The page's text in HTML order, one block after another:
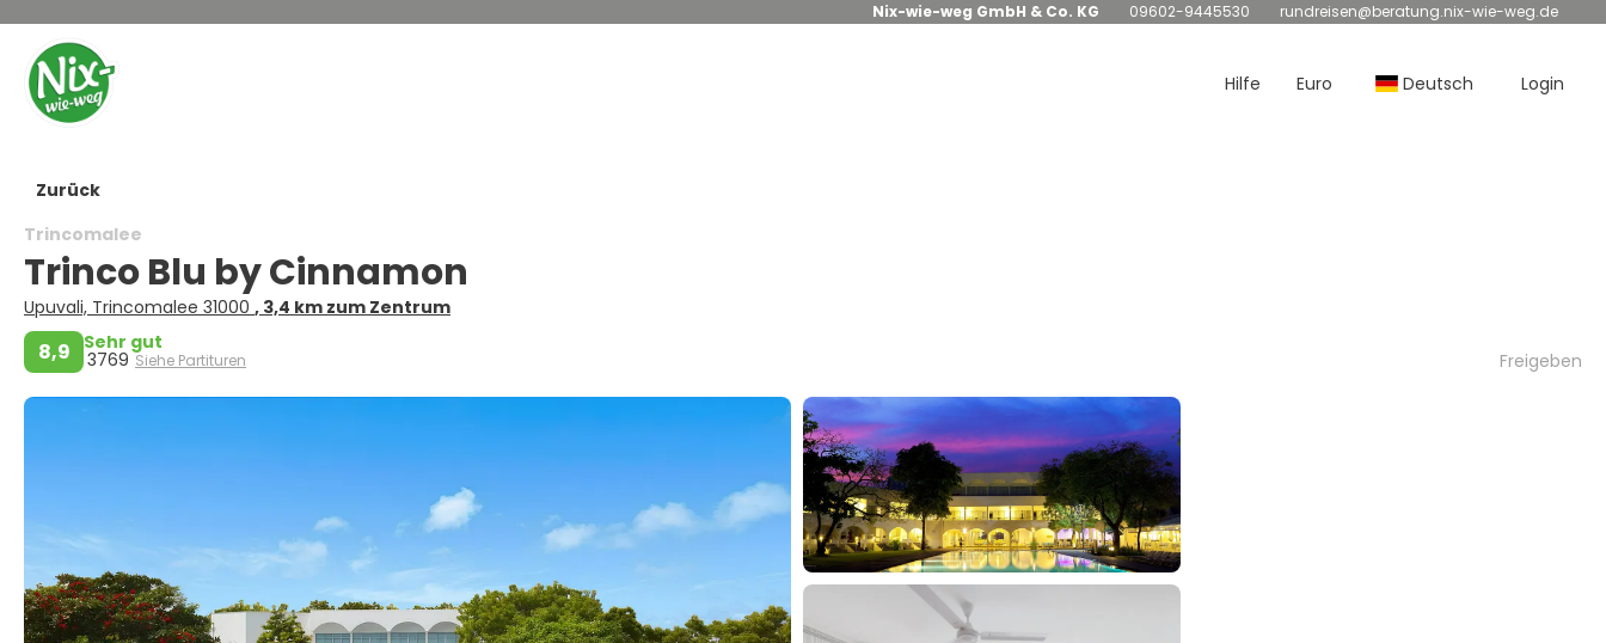
Nix-wie-weg GmbH & Co. KG 09602-9445530 rundreisen@beratung.nix-wie-weg.de
Hilfe Euro Deutsch Login
Zurück
Trincomalee
Trinco Blu by Cinnamon
Upuvali, Trincomalee 31000 , 3,4 km zum Zentrum
8,9 Sehr gut
3769 Siehe Partituren Freigeben